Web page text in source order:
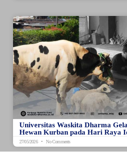
Universitas Waskita Dharma
Hewan Kurban pada Hari Raya
27/05/2026 No Comments